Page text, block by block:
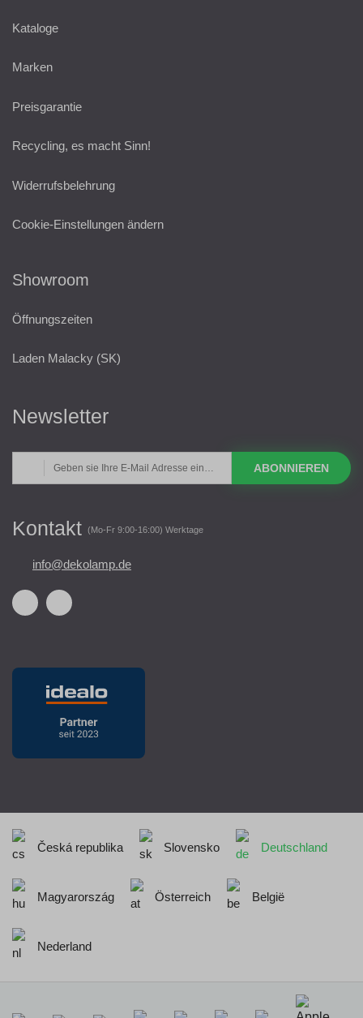
Kataloge
Marken
Preisgarantie
Recycling, es macht Sinn!
Widerrufsbelehrung
Cookie-Einstellungen ändern
Showroom
Öffnungszeiten
Laden Malacky (SK)
Newsletter
ABONNIEREN
Kontakt (Mo-Fr 9:00-16:00) Werktage
info@dekolamp.de
Česká republika Slovensko Deutschland
Magyarország Österreich België
Nederland